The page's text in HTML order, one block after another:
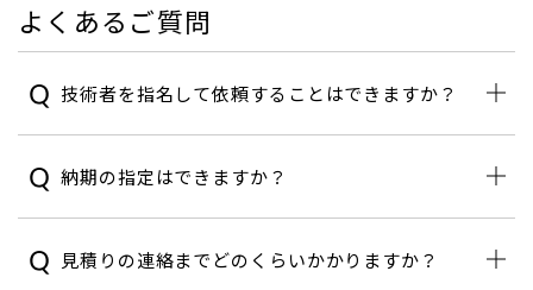
よくあるご質問
技術者を指名して依頼することはできますか？
納期の指定はできますか？
見積りの連絡までどのくらいかかりますか？